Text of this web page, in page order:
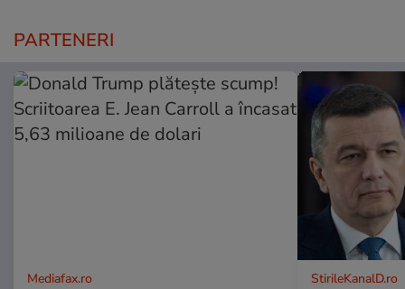
PARTENERI
Mediafax.ro StirileKanalD.ro